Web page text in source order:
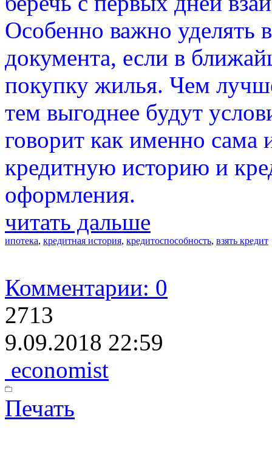
Особенно важно уделять
документа, если в
покупку жилья. Чем
тем выгоднее будут
говорит как именно сама
кредитную историю и
оформления.
читать дальше
ипотека, кредитная история, кредитоспособность, взять кредит
Комментарии: 0
2713
9.09.2018 22:59
economist
Печать